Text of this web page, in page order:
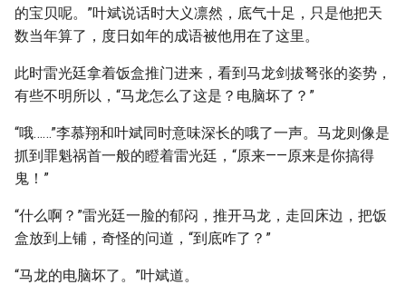
的宝贝呢。”叶斌说话时大义凛然，底气十足，只是他把天
数当年算了，度日如年的成语被他用在了这里。
此时雷光廷拿着饭盒推门进来，看到马龙剑拔弩张的姿势，
有些不明所以，“马龙怎么了这是？电脑坏了？”
“哦……”李慕翔和叶斌同时意味深长的哦了一声。马龙则像是
抓到罪魁祸首一般的瞪着雷光廷，“原来——原来是你搞得
鬼！”
“什么啊？”雷光廷一脸的郁闷，推开马龙，走回床边，把饭
盒放到上铺，奇怪的问道，“到底咋了？”
“马龙的电脑坏了。”叶斌道。